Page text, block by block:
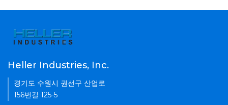
Heller Industries, Inc.
경기도 수원시 권선구 산업로
156번길 125-5